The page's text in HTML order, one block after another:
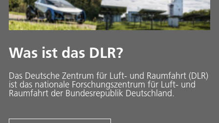
Was ist das DLR?
Das Deutsche Zentrum für Luft- und Raumfahrt (DLR)
ist das nationale Forschungszentrum für Luft- und
Raumfahrt der Bundesrepublik Deutschland.